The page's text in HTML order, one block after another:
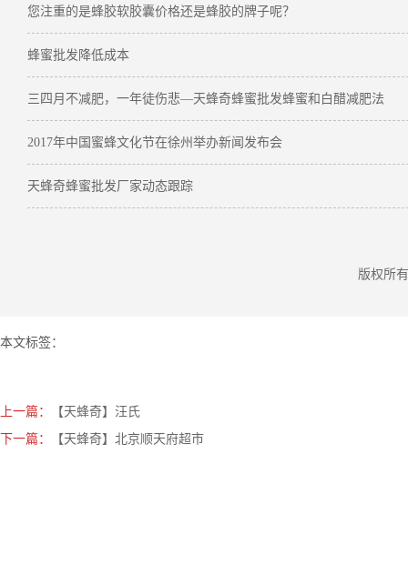
您注重的是蜂胶软胶囊价格还是蜂胶的牌子呢？
蜂蜜批发降低成本
三四月不减肥，一年徒伤悲—天蜂奇蜂蜜批发蜂蜜和白醋减肥法
2017年中国蜜蜂文化节在徐州举办新闻发布会
天蜂奇蜂蜜批发厂家动态跟踪
版权所
本文标签：
上一篇：
【天蜂奇】汪氏
下一篇：
【天蜂奇】北京顺天府超市